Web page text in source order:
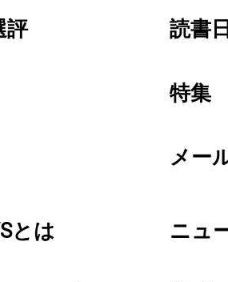
評 読書
特集
メー
とは ニュ